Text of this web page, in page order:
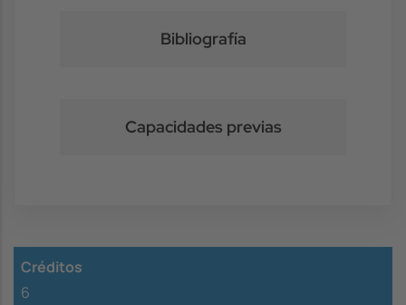
Bibliografía
Capacidades previas
Créditos
6